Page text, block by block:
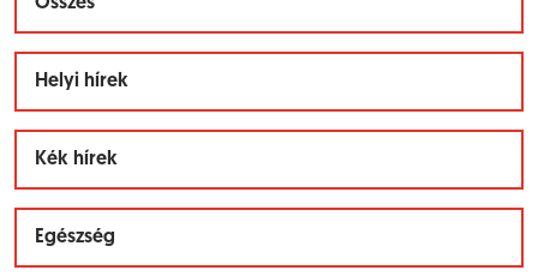
Helyi hírek
Kék hírek
Egészség